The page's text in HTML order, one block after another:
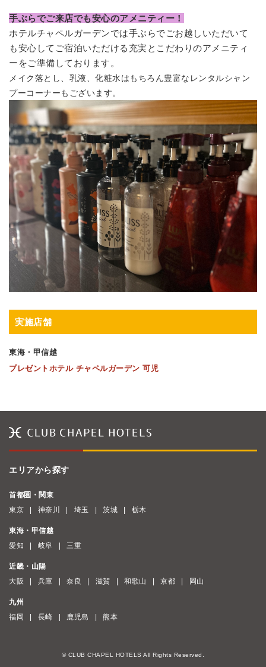
手ぶらでご来店でも安心のアメニティー！
ホテルチャペルガーデンでは手ぶらでごお越しいただいて
も安心してご宿泊いただける 充実とこだわりのアメニティ
ーをご準備しております。
メイク落とし、乳液、化粧水はもちろん豊富なレンタルシャン
プーコーナーもございます。
実施店舗
東海・甲信越
プレゼントホテル チャペルガーデン 可児
エリアから探す
首都圏・関東
東京
神奈川 埼玉 茨城 栃木
東海・甲信越
愛知
岐阜 三重
近畿・山陽
大阪
兵庫 奈良 滋賀 和歌山 京都 岡山
九州
福岡
長崎 鹿児島 熊本
© CLUB CHAPEL HOTELS All Rights Reserved.